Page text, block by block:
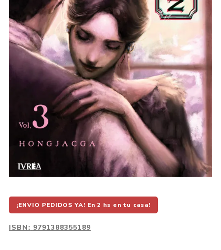
¡ENVIO PEDIDOS YA! En 2 hs en tu casa!
ISBN: 9791388355189